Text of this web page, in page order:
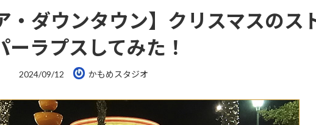
・ダウンタウン】クリスマスのス
ーラプスしてみた！
最
2024/09/12 かもめスタジオ